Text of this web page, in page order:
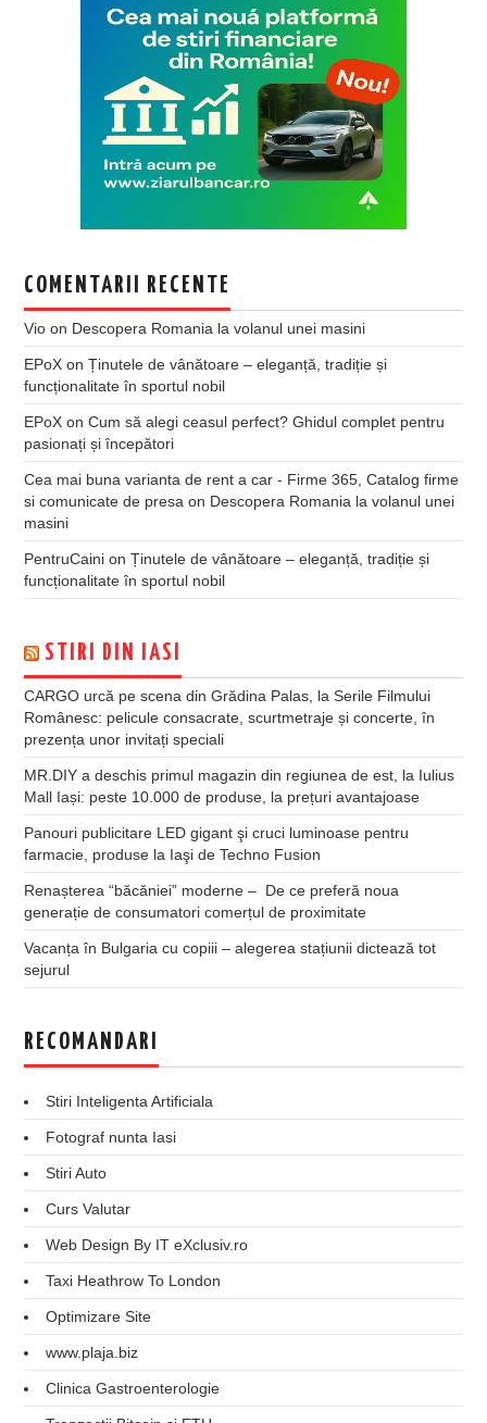
COMENTARII RECENTE
Vio on Descopera Romania la volanul unei masini
EPoX onȚinutele de vânătoare – eleganță, tradiție și
funcționalitate în sportul nobil
EPoX onCum să alegi ceasul perfect? Ghidul complet pentru
pasionați și începători
Cea mai buna varianta de rent a car - Firme 365, Catalog firme
si comunicate de presa on Descopera Romania la volanul unei
masini
PentruCaini onȚinutele de vânătoare – eleganță, tradiție și
funcționalitate în sportul nobil
STIRI DIN IASI
CARGO urcă pe scena din Grădina Palas, la Serile Filmului
Românesc: pelicule consacrate, scurtmetraje și concerte, în
prezența unor invitați speciali
MR.DIY a deschis primul magazin din regiunea de est, la Iulius
Mall Iași: peste 10.000 de produse, la prețuri avantajoase
Panouri publicitare LED gigant şi cruci luminoase pentru
farmacie, produse la Iaşi de Techno Fusion
Renașterea “băcăniei” moderne – De ce preferă noua
generație de consumatori comerțul de proximitate
Vacanța în Bulgaria cu copiii – alegerea stațiunii dictează tot
sejurul
RECOMANDARI
Stiri Inteligenta Artificiala
Fotograf nunta Iasi
Stiri Auto
Curs Valutar
Web Design By IT eXclusiv.ro
Taxi Heathrow To London
Optimizare Site
www.plaja.biz
Clinica Gastroenterologie